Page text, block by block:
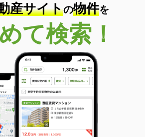
産サイトの物件を
て検索！